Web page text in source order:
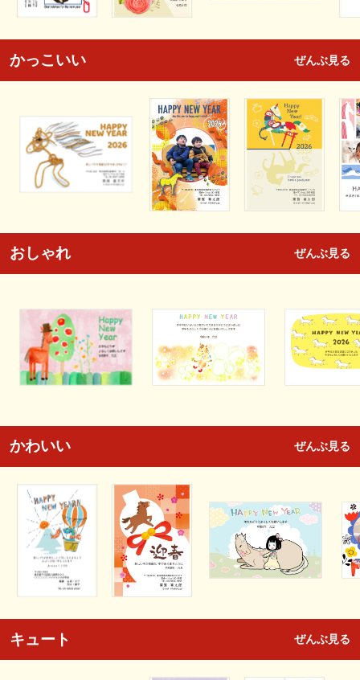
かっこいい ぜんぶ見る
おしゃれ ぜんぶ見る
かわいい ぜんぶ見る
キュート ぜんぶ見る